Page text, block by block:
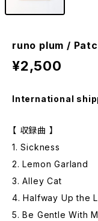
runo plum /
¥2,500
International
【 収録曲 】
1. Sickness
2. Lemon Garland
3. Alley Cat
4. Halfway Up the
5. Be Gentle With